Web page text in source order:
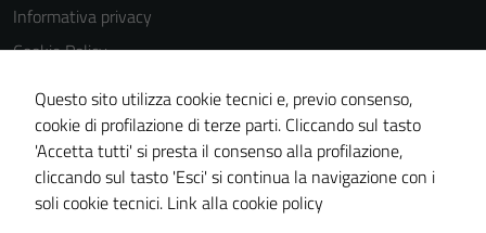
Informativa privacy
Cookie Policy
Note legali
Dichiarazione di accessibilità
Piano di miglioramento del sito
Statistiche sito web
Questo sito utilizza cookie tecnici e, previo consenso,
cookie di profilazione di terze parti. Cliccando sul tasto
'Accetta tutti' si presta il consenso alla profilazione,
cliccando sul tasto 'Esci' si continua la navigazione con i
soli cookie tecnici. Link alla cookie policy